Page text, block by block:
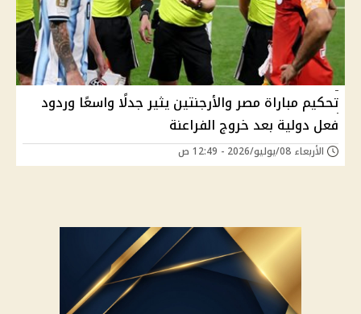
تحكيم مباراة مصر والأرجنتين يثير جدلًا واسعًا وردود
فعل دولية بعد خروج الفراعنة
الأربعاء 08/يوليو/2026 - 12:49 ص